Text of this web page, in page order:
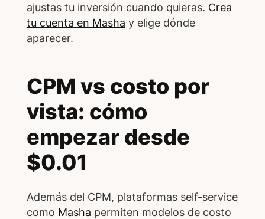
ajustas tu inversión cuando quieras. Crea
tu cuenta en Masha y elige dónde
aparecer.
CPM vs costo por
vista: cómo
empezar desde
$0.01
Además del CPM, plataformas self-service
como Masha permiten modelos de costo